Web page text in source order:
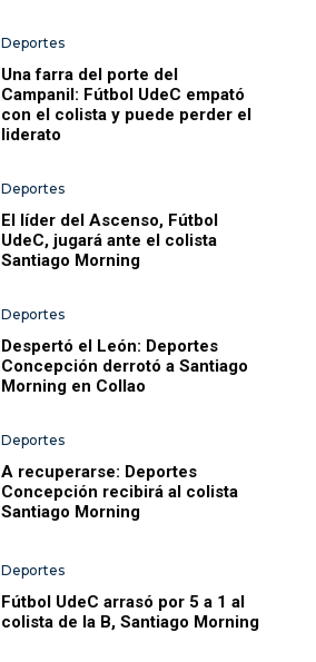
Deportes
Una farra del porte del
Campanil: Fútbol UdeC empató
con el colista y puede perder el
liderato
Deportes
El líder del Ascenso, Fútbol
UdeC, jugará ante el colista
Santiago Morning
Deportes
Despertó el León: Deportes
Concepción derrotó a Santiago
Morning en Collao
Deportes
A recuperarse: Deportes
Concepción recibirá al colista
Santiago Morning
Deportes
Fútbol UdeC arrasó por 5 a 1 al
colista de la B, Santiago Morning